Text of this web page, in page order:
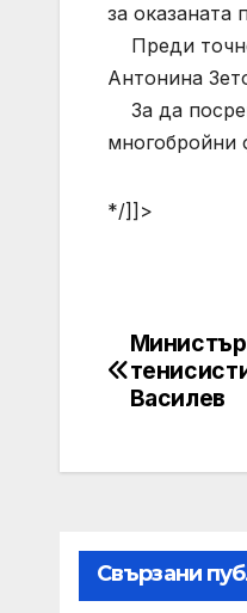
за оказаната
Преди
Антонина
За да
многобройни
*/]]>
Post
Василев
Свързани